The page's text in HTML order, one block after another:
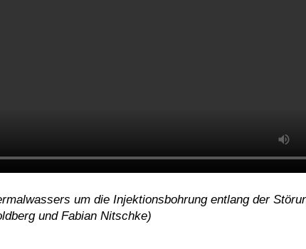
um die Injektionsbohrung entlang der
und Fabian Nitschke)